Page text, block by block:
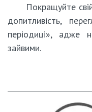
Покращуйте
допитливість,
періодиці», адже
зайвими.